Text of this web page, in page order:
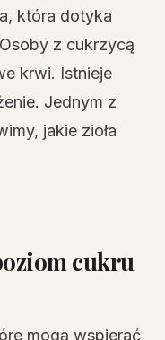
która dotyka
z cukrzycą
krwi. Istnieje
Jednym z
jakie zioła
cukru
mogą wspierać